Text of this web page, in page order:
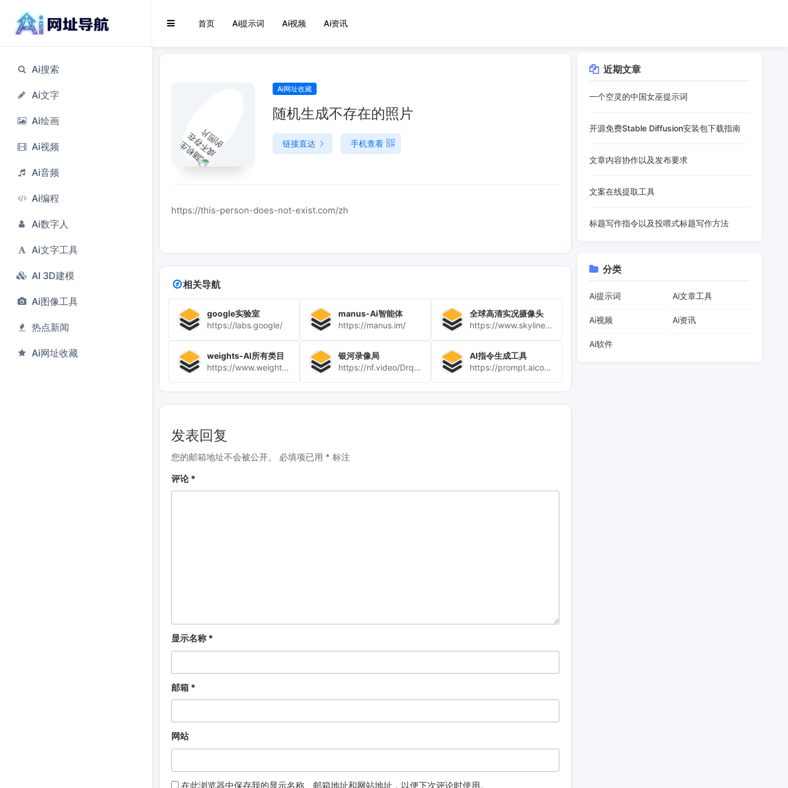
Ai搜索
Ai文字
Ai绘画
Ai视频
Ai音频
Ai编程
Ai数字人
Ai文字工具
AI 3D建模
Ai图像工具
热点新闻
Ai网址收藏
首页 Ai提示词 Ai视频 Ai资讯
Ai网址收藏
随机生成不存在的照片
链接直达 手机查看
https://this-person-does-not-exist.com/zh
相关导航
google实验室
https://labs.google/
manus-Ai智能体
https://manus.im/
全球高清实况摄像头
https://www.skylinewebcams.com/
weights-AI所有类目
https://www.weights.com/
银河录像局
https://nf.video/Drqe1
AI指令生成工具
https://prompt.aicoser.com.cn/zh
发表回复
您的邮箱地址不会被公开。 必填项已用 * 标注
评论*
显示名称*
邮箱 *
网站
在此浏览器中保存我的显示名称、邮箱地址和网站地址，以便下次评论时使用。
近期文章
一个空灵的中国女巫提示词
开源免费Stable Diffusion安装包下载指南
文章内容协作以及发布要求
文案在线提取工具
标题写作指令以及投喂式标题写作方法
分类
Ai提示词 Ai文章工具
Ai视频 Ai资讯
Ai软件